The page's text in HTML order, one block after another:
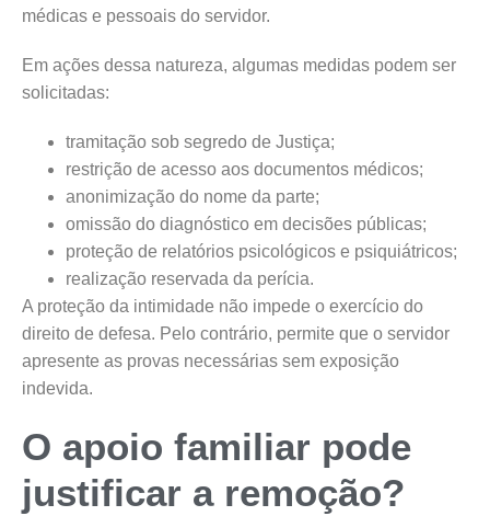
médicas e pessoais do servidor.
Em ações dessa natureza, algumas medidas podem ser
solicitadas:
tramitação sob segredo de Justiça;
restrição de acesso aos documentos médicos;
anonimização do nome da parte;
omissão do diagnóstico em decisões públicas;
proteção de relatórios psicológicos e psiquiátricos;
realização reservada da perícia.
A proteção da intimidade não impede o exercício do
direito de defesa. Pelo contrário, permite que o servidor
apresente as provas necessárias sem exposição
indevida.
O apoio familiar pode
justificar a remoção?